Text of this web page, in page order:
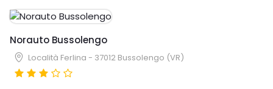
Norauto Bussolengo
Località Ferlina - 37012 Bussolengo (VR)